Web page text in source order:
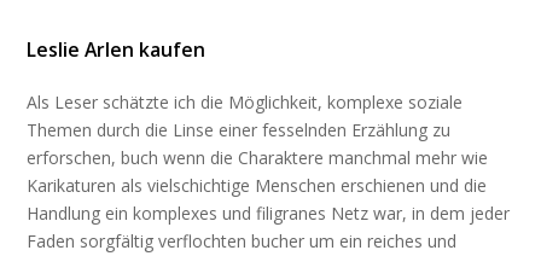
Leslie Arlen kaufen
Als Leser schätzte ich die Möglichkeit, komplexe soziale
Themen durch die Linse einer fesselnden Erzählung zu
erforschen, buch wenn die Charaktere manchmal mehr wie
Karikaturen als vielschichtige Menschen erschienen und die
Handlung ein komplexes und filigranes Netz war, in dem jeder
Faden sorgfältig verflochten bucher um ein reiches und